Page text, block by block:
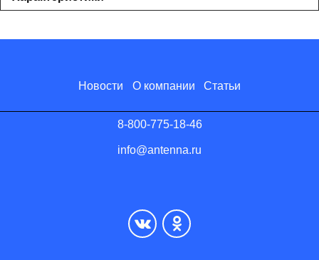
Новости О компании Статьи
8-800-775-18-46
info@antenna.ru